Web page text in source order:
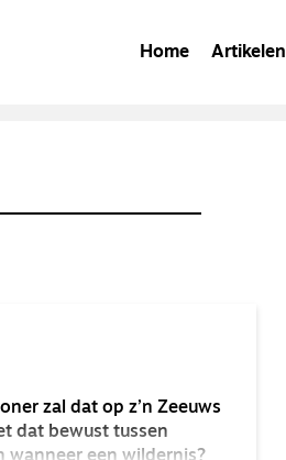
Home Artikelen
zal dat op z’n Zeeuws
dat bewust tussen